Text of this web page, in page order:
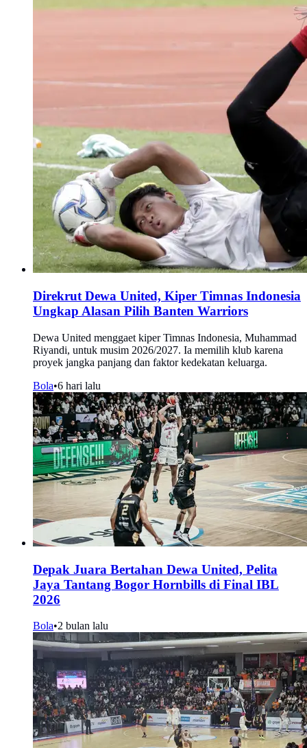
Direkrut Dewa United, Kiper Timnas Indonesia
Ungkap Alasan Pilih Banten Warriors
Dewa United menggaet kiper Timnas Indonesia, Muhammad
Riyandi, untuk musim 2026/2027. Ia memilih klub karena
proyek jangka panjang dan faktor kedekatan keluarga.
Bola•6 hari lalu
Depak Juara Bertahan Dewa United, Pelita
Jaya Tantang Bogor Hornbills di Final IBL
2026
Bola•2 bulan lalu